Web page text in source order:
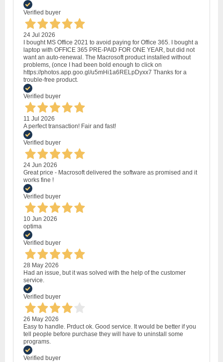
Verified buyer
24 Jul 2026
I bought MS Office 2021 to avoid paying for Office 365. I bought a
laptop with OFFICE 365 PRE-PAID FOR ONE YEAR, but did not
want an auto-renewal. The Macrosoft product installed without
problems, (once I had been bold enough to click on
https://photos.app.goo.gl/u5mHi1a6RELpDyxx7 Thanks for a
trouble-free product.
Verified buyer
11 Jul 2026
A perfect transaction! Fair and fast!
Verified buyer
24 Jun 2026
Great price - Macrosoft delivered the software as promised and it
works fine !
Verified buyer
10 Jun 2026
optima
Verified buyer
28 May 2026
Had an issue, but it was solved with the help of the customer
service.
Verified buyer
26 May 2026
Easy to handle. Prduct ok. Good service. It would be better if you
tell people before purchase they will have to uninstall some
programs.
Verified buyer